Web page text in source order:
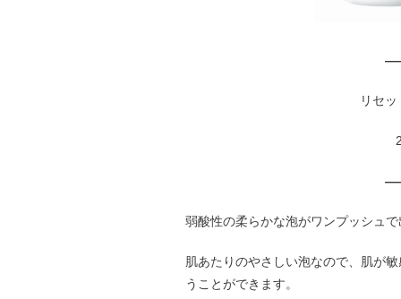
リセ
弱酸性の柔らかな泡がワンプッシュ
肌あたりのやさしい泡なので、肌が
うことができます。